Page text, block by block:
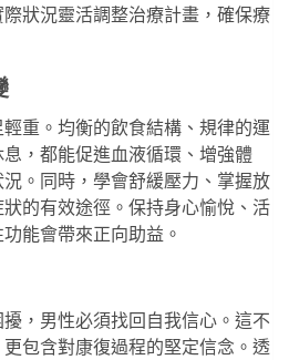
狀況靈活調整治療計畫，確保療
重。均衡的飲食結構、規律的運
，都能促進血液循環、增強體
。同時，學會舒緩壓力、掌握放
的有效途徑。保持身心愉悅、活
能會帶來正向助益。
，男性必須找回自我信心。這不
包含對康復過程的堅定信念。透